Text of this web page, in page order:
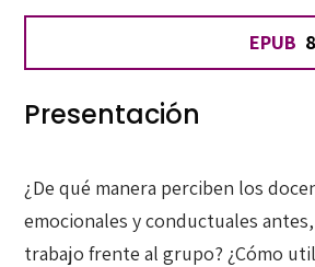
EPUB
Presentación
¿De qué manera perciben los
emocionales y conductuales
trabajo frente al grupo? ¿Cómo